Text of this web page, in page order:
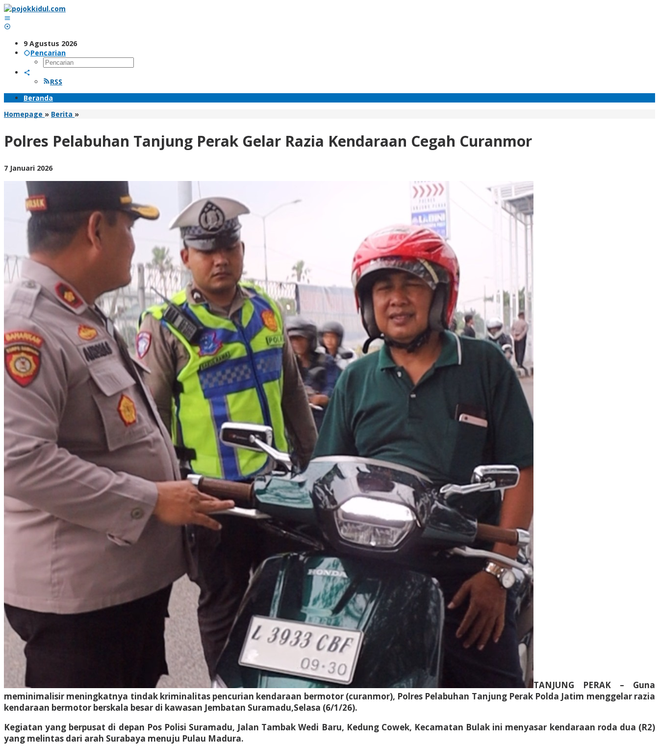
Lewati
ke
konten
9 Agustus 2026
Pencarian
RSS
Beranda
Homepage » Berita »Polres
Perak
Cegah
Polres Pelabuhan Tanjung Perak Gelar Razia Kendaraan Cegah Curanmor
7 Januari 2026oleh
TANJUNG PERAK – Guna
meminimalisir meningkatnya tindak kriminalitas pencurian kendaraan bermotor (curanmor), Polres Pelabuhan Tanjung Perak Polda Jatim menggelar razia
kendaraan bermotor berskala besar di kawasan Jembatan Suramadu,Selasa (6/1/26).
Kegiatan yang berpusat di depan Pos Polisi Suramadu, Jalan Tambak Wedi Baru, Kedung Cowek, Kecamatan Bulak ini menyasar kendaraan roda dua (R2)
yang melintas dari arah Surabaya menuju Pulau Madura.